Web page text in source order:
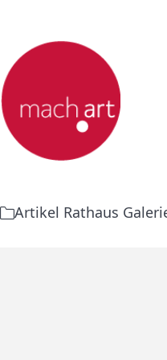
Artikel Rathaus